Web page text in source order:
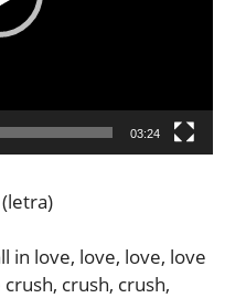
03:24
(letra)
in love, love, love, love
crush, crush,